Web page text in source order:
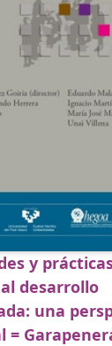
y
desarrollo
una
=